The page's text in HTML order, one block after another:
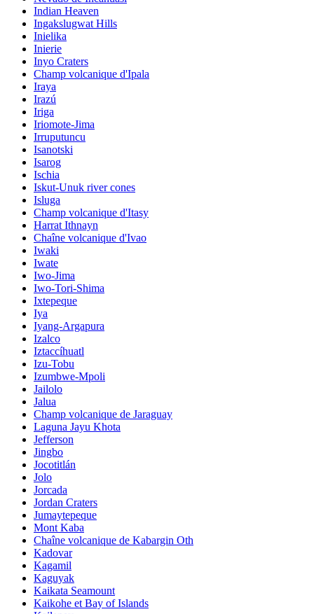
Indian Heaven
Ingakslugwat Hills
Inielika
Inierie
Inyo Craters
Champ volcanique d'Ipala
Iraya
Irazú
Iriga
Iriomote-Jima
Irruputuncu
Isanotski
Isarog
Ischia
Iskut-Unuk river cones
Isluga
Champ volcanique d'Itasy
Harrat Ithnayn
Chaîne volcanique d'Ivao
Iwaki
Iwate
Iwo-Jima
Iwo-Tori-Shima
Ixtepeque
Iya
Iyang-Argapura
Izalco
Iztaccíhuatl
Izu-Tobu
Izumbwe-Mpoli
Jailolo
Jalua
Champ volcanique de Jaraguay
Laguna Jayu Khota
Jefferson
Jingbo
Jocotitlán
Jolo
Jorcada
Jordan Craters
Jumaytepeque
Mont Kaba
Chaîne volcanique de Kabargin Oth
Kadovar
Kagamil
Kaguyak
Kaikata Seamount
Kaikohe et Bay of Islands